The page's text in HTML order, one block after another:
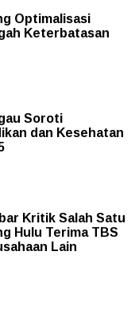
Optimalisasi
Keterbatasan
Soroti
dan Kesehatan
Kritik Salah Satu
Hulu Terima TBS
Lain